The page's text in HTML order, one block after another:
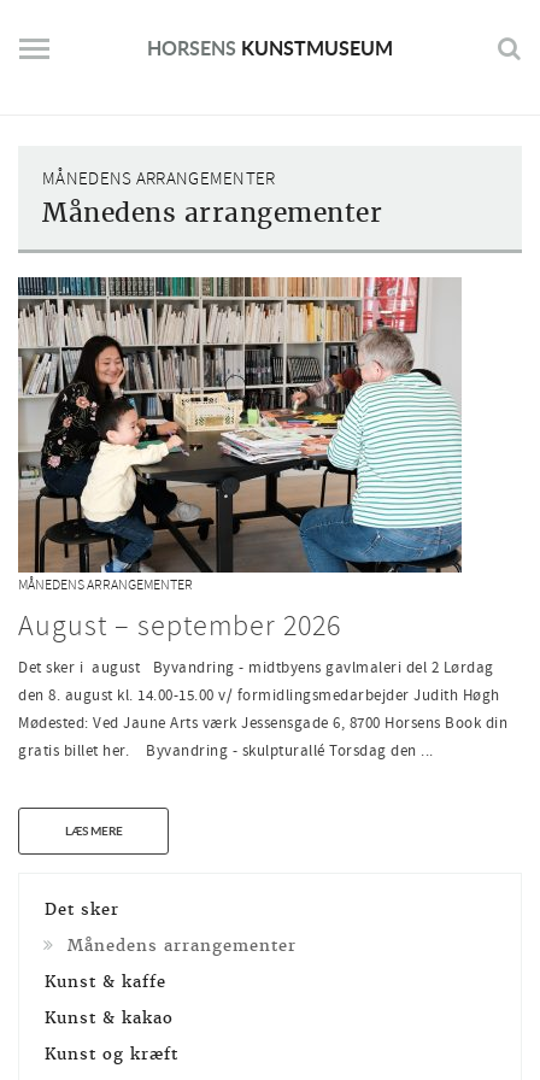
content
HORSENS KUNSTMUSEUM
MÅNEDENS ARRANGEMENTER
Månedens arrangementer
MÅNEDENS ARRANGEMENTER
August – september 2026
Det sker i august Byvandring - midtbyens gavlmaleri del 2 Lørdag
den 8. august kl. 14.00-15.00 v/ formidlingsmedarbejder Judith Høgh
Mødested: Ved Jaune Arts værk Jessensgade 6, 8700 Horsens Book din
gratis billet her. Byvandring - skulpturallé Torsdag den ...
LÆS MERE
Det sker
Månedens arrangementer
Kunst & kaffe
Kunst & kakao
Kunst og kræft